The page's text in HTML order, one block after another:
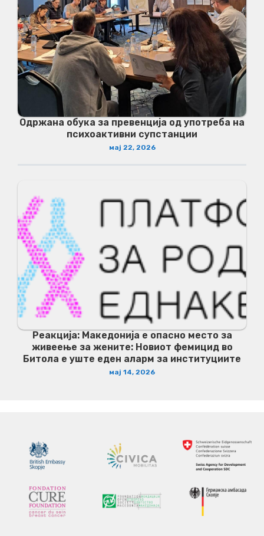
Одржана обука за превенција од употреба на
психоактивни супстанции
мај 22, 2026
Реакција: Македонија е опасно место за
живеење за жените: Новиот фемицид во
Битола е уште еден аларм за институциите
мај 14, 2026